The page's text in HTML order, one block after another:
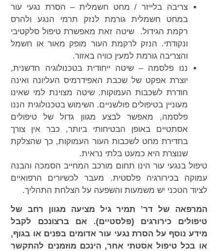
צריבה בלייזר / מחט חשמלית – הסרת נגעי עור
במחט חשמלית גורמת לנזק תרמי הנגע ולהרס
רקמת הגידול. שיטה זאת מאפשרת טיפול סלקטיבי
ונקודתי. הנזק לרקמת העור מופק מאור או חשמל
והצריבה גורמת למעין כוויה באזור.
ננו פלסמה – שיטה ייחודית בטכנולוגיה חדשנית,
יוצרת אפקט של שכבת האפידרמיס העליונה ואינה
חודרת לשכבות העמוקות. שיטה מצוינת למי שאינו
מעוניין בטיפולים פולשניים. השימוש בטכנולוגית הננו
פלסמה, מאפשר לבצע מגוון גדול של טיפולים
אסתטיים באופן הבטיחותי ביותר, כבר אין צורך
בחדירת מחט לשכבות העור העמוקות, כך שהצלקת
שנוצרת היא כמעט בלתי נראית.
טיפול בנגעי עור הינו תחום מורכב המחייב הסמכה והבנה
עמוקה בכירורגיה פלסטית. מעבר לכשיורים הרפואיים
לציוד הטכני יש משמעות והשפעה על הצלחת התהליך.
המרפאה של דר’ תמיר גיל מציעה מגוון רחב של
טיפולים כירורגים (פלסטיים). אם ברצונכם לקבל
מידע נוסף על הסרת נגעי עור אדומים בפנים או בגוף,
או בכל טיפול אסטתי אחר, הינכם מוזמנים להתקשר